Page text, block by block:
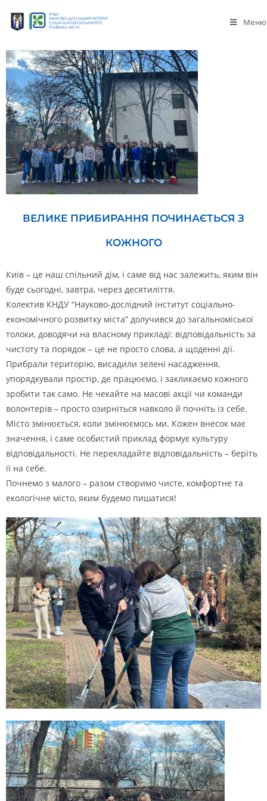
Меню
ВЕЛИКЕ ПРИБИРАННЯ ПОЧИНАЄТЬСЯ З
КОЖНОГО
Київ – це наш спільний дім, і саме від нас залежить, яким він
буде сьогодні, завтра, через десятиліття.
Колектив КНДУ “Науково-дослідний інститут соціально-
економічного розвитку міста” долучився до загальноміської
толоки, доводячи на власному прикладі: відповідальність за
чистоту та порядок – це не просто слова, а щоденні дії.
Прибрали територію, висадили зелені насадження,
упорядкували простір, де працюємо, і закликаємо кожного
зробити так само. Не чекайте на масові акції чи команди
волонтерів – просто озирніться навколо й почніть із себе.
Місто змінюється, коли змінюємось ми. Кожен внесок має
значення, і саме особистий приклад формує культуру
відповідальності. Не перекладайте відповідальність – беріть
її на себе.
Почнемо з малого – разом створимо чисте, комфортне та
екологічне місто, яким будемо пишатися!